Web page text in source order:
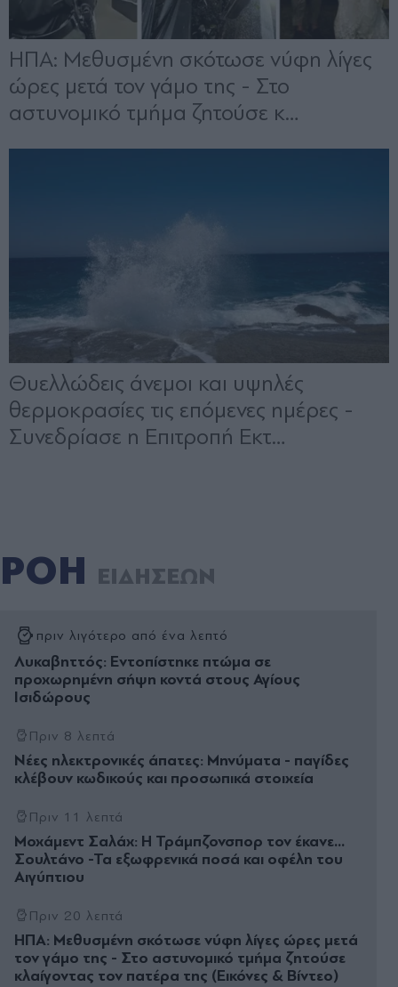
ΡΟΗ ΕΙΔΗΣΕΩΝ
πριν λιγότερο από ένα λεπτό
Λυκαβηττός: Εντοπίστηκε πτώμα σε
προχωρημένη σήψη κοντά στους Αγίους
Ισιδώρους
Πριν 8 λεπτά
Νέες ηλεκτρονικές άπατες: Μηνύματα - παγίδες
κλέβουν κωδικούς και προσωπικά στοιχεία
Πριν 11 λεπτά
Μοχάμεντ Σαλάχ: Η Τράμπζονσπορ τον έκανε...
Σουλτάνο -Τα εξωφρενικά ποσά και οφέλη του
Αιγύπτιου
Πριν 20 λεπτά
ΗΠΑ: Μεθυσμένη σκότωσε νύφη λίγες ώρες μετά
τον γάμο της - Στο αστυνομικό τμήμα ζητούσε
κλαίγοντας τον πατέρα της (Εικόνες & Βίντεο)